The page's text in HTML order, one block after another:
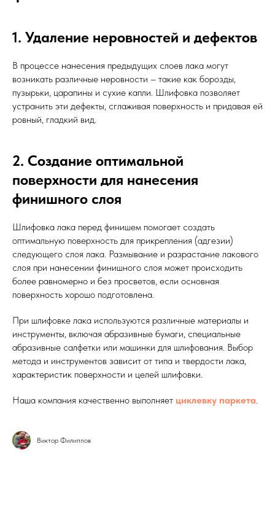
1. Удаление неровностей и дефектов
В процессе нанесения предыдущих слоев лака могут
возникать различные неровности – такие как борозды,
пузырьки, царапины и сухие капли. Шлифовка позволяет
устранить эти дефекты, сглаживая поверхность и придавая ей
ровный, гладкий вид.
2. Создание оптимальной
поверхности для нанесения
финишного слоя
Шлифовка лака перед финишем помогает создать
оптимальную поверхность для прикрепления (адгезии)
следующего слоя лака. Размывание и разрастание лакового
слоя при нанесении финишного слоя может происходить
более равномерно и без просветов, если основная
поверхность хорошо подготовлена.
При шлифовке лака используются различные материалы и
инструменты, включая абразивные бумаги, специальные
абразивные салфетки или машинки для шлифования. Выбор
метода и инструментов зависит от типа и твердости лака,
характеристик поверхности и целей шлифовки.
Наша компания качественно выполняет циклевку паркета.
Виктор Филиппов